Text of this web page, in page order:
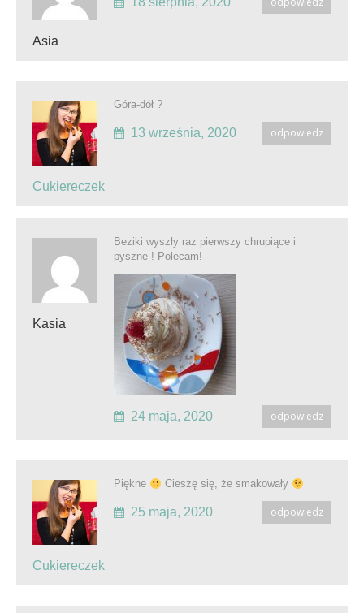
Asia
Cukiereczek
Góra-dół ?
odpowiedz
13 września, 2020
Kasia
Beziki wyszły raz pierwszy chrupiące i
pyszne ! Polecam!
odpowiedz
24 maja, 2020
Cukiereczek
Piękne Cieszę się, że smakowały
odpowiedz
25 maja, 2020